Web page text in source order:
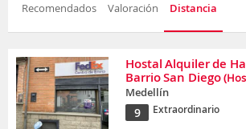
Recomendados Valoración Distancia
Hostal Alquiler de
Barrio San Diego
Medellín
9 Extraordinario